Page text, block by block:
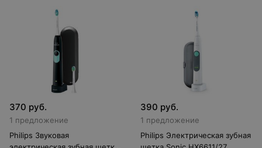
370 руб.
1 предложение
Philips Звуковая
390 руб.
1 предложение
Philips Электрическая зубная